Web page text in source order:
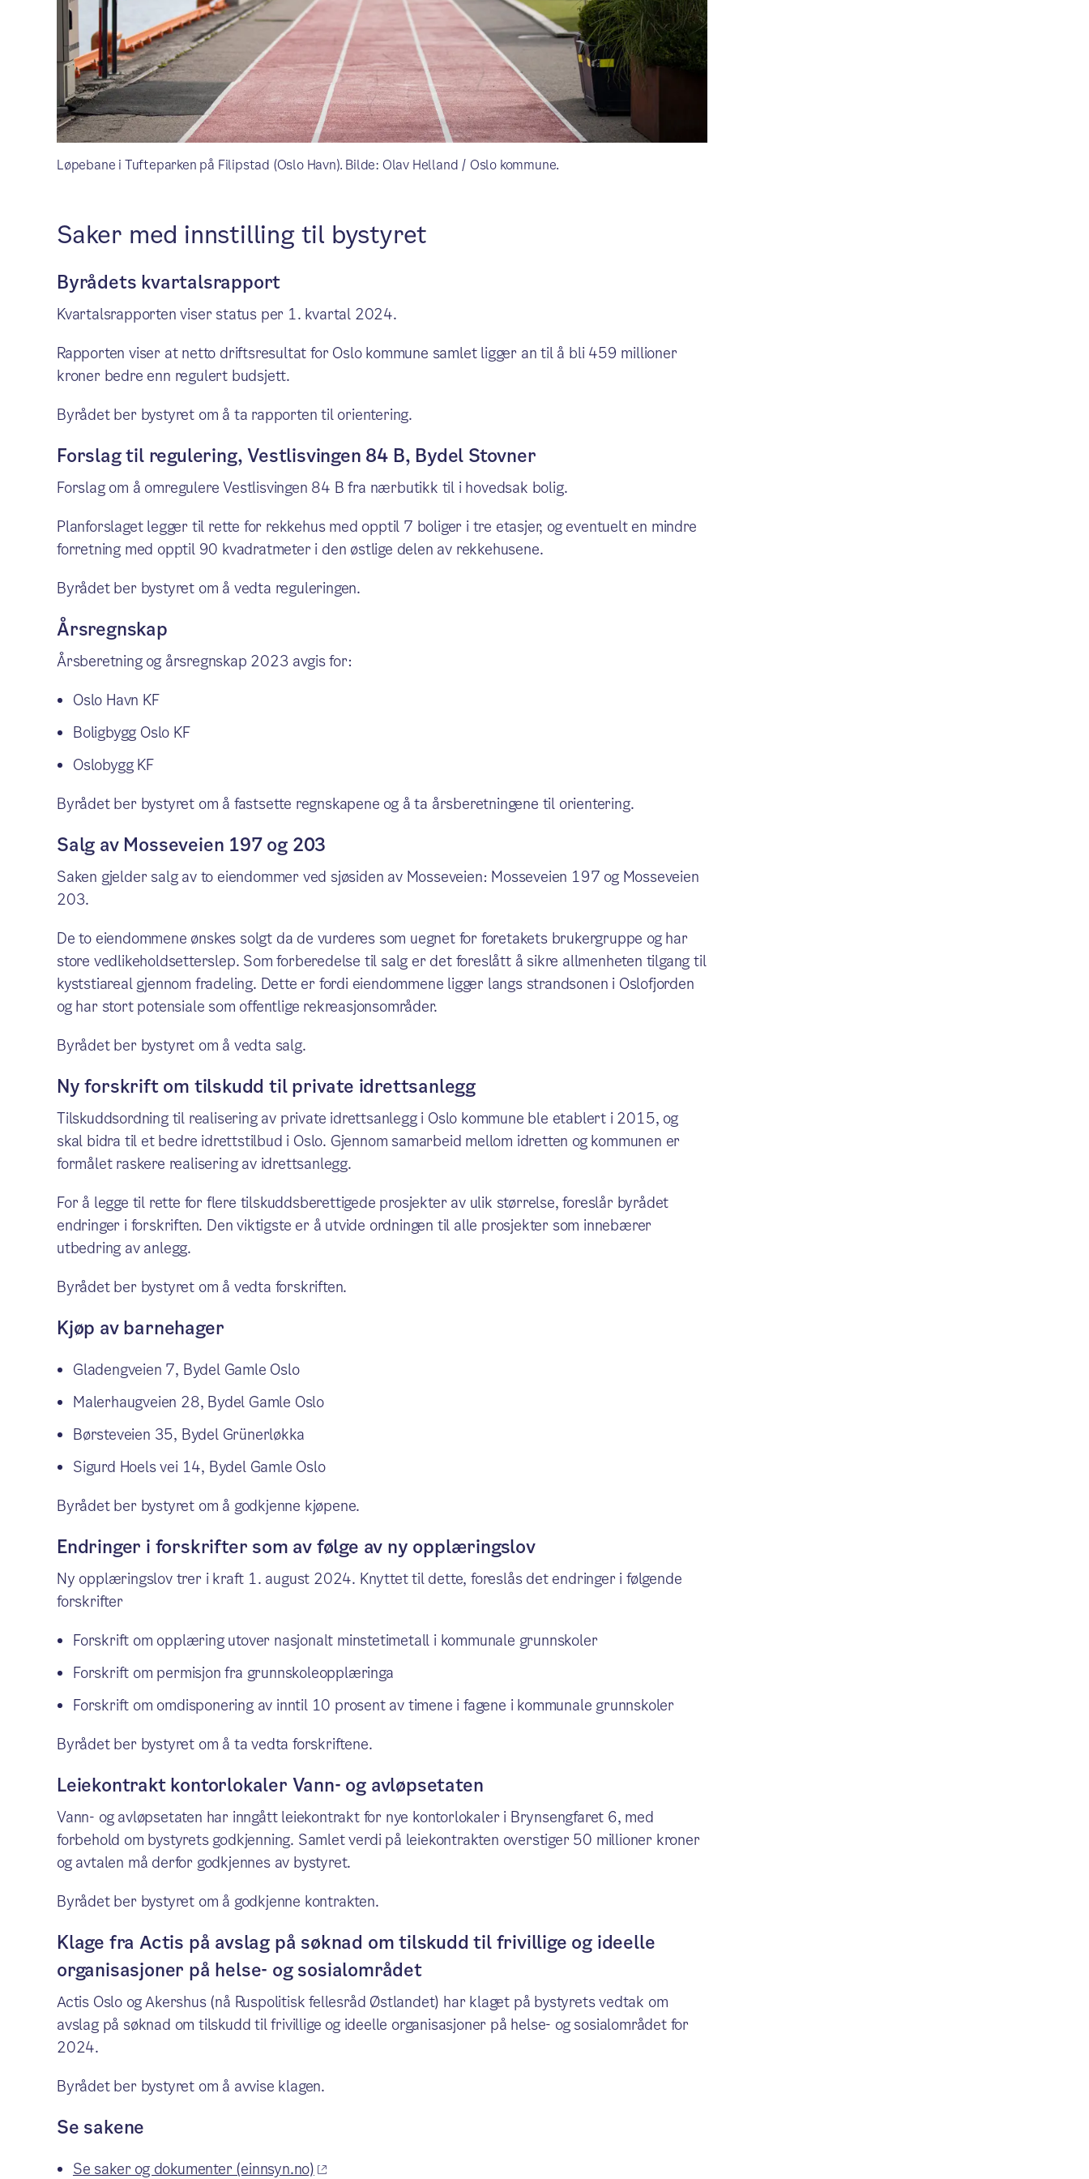
Løpebane i Tufteparken på Filipstad (Oslo Havn). Bilde: Olav Helland / Oslo kommune.
Saker med innstilling til bystyret
Byrådets kvartalsrapport
Kvartalsrapporten viser status per 1. kvartal 2024.
Rapporten viser at netto driftsresultat for Oslo kommune samlet ligger an til å bli 459 millioner
kroner bedre enn regulert budsjett.
Byrådet ber bystyret om å ta rapporten til orientering.
Forslag til regulering, Vestlisvingen 84 B, Bydel Stovner
Forslag om å omregulere Vestlisvingen 84 B fra nærbutikk til i hovedsak bolig.
Planforslaget legger til rette for rekkehus med opptil 7 boliger i tre etasjer, og eventuelt en mindre
forretning med opptil 90 kvadratmeter i den østlige delen av rekkehusene.
Byrådet ber bystyret om å vedta reguleringen.
Årsregnskap
Årsberetning og årsregnskap 2023 avgis for:
Oslo Havn KF
Boligbygg Oslo KF
Oslobygg KF
Byrådet ber bystyret om å fastsette regnskapene og å ta årsberetningene til orientering.
Salg av Mosseveien 197 og 203
Saken gjelder salg av to eiendommer ved sjøsiden av Mosseveien: Mosseveien 197 og Mosseveien
203.
De to eiendommene ønskes solgt da de vurderes som uegnet for foretakets brukergruppe og har
store vedlikeholdsetterslep. Som forberedelse til salg er det foreslått å sikre allmenheten tilgang til
kyststiareal gjennom fradeling. Dette er fordi eiendommene ligger langs strandsonen i Oslofjorden
og har stort potensiale som offentlige rekreasjonsområder.
Byrådet ber bystyret om å vedta salg.
Ny forskrift om tilskudd til private idrettsanlegg
Tilskuddsordning til realisering av private idrettsanlegg i Oslo kommune ble etablert i 2015, og
skal bidra til et bedre idrettstilbud i Oslo. Gjennom samarbeid mellom idretten og kommunen er
formålet raskere realisering av idrettsanlegg.
For å legge til rette for flere tilskuddsberettigede prosjekter av ulik størrelse, foreslår byrådet
endringer i forskriften. Den viktigste er å utvide ordningen til alle prosjekter som innebærer
utbedring av anlegg.
Byrådet ber bystyret om å vedta forskriften.
Kjøp av barnehager
Gladengveien 7, Bydel Gamle Oslo
Malerhaugveien 28, Bydel Gamle Oslo
Børsteveien 35, Bydel Grünerløkka
Sigurd Hoels vei 14, Bydel Gamle Oslo
Byrådet ber bystyret om å godkjenne kjøpene.
Endringer i forskrifter som av følge av ny opplæringslov
Ny opplæringslov trer i kraft 1. august 2024. Knyttet til dette, foreslås det endringer i følgende
forskrifter
Forskrift om opplæring utover nasjonalt minstetimetall i kommunale grunnskoler
Forskrift om permisjon fra grunnskoleopplæringa
Forskrift om omdisponering av inntil 10 prosent av timene i fagene i kommunale grunnskoler
Byrådet ber bystyret om å ta vedta forskriftene.
Leiekontrakt kontorlokaler Vann- og avløpsetaten
Vann- og avløpsetaten har inngått leiekontrakt for nye kontorlokaler i Brynsengfaret 6, med
forbehold om bystyrets godkjenning. Samlet verdi på leiekontrakten overstiger 50 millioner kroner
og avtalen må derfor godkjennes av bystyret.
Byrådet ber bystyret om å godkjenne kontrakten.
Klage fra Actis på avslag på søknad om tilskudd til frivillige og ideelle
organisasjoner på helse- og sosialområdet
Actis Oslo og Akershus (nå Ruspolitisk fellesråd Østlandet) har klaget på bystyrets vedtak om
avslag på søknad om tilskudd til frivillige og ideelle organisasjoner på helse- og sosialområdet for
2024.
Byrådet ber bystyret om å avvise klagen.
Se sakene
Se saker og dokumenter (einnsyn.no)